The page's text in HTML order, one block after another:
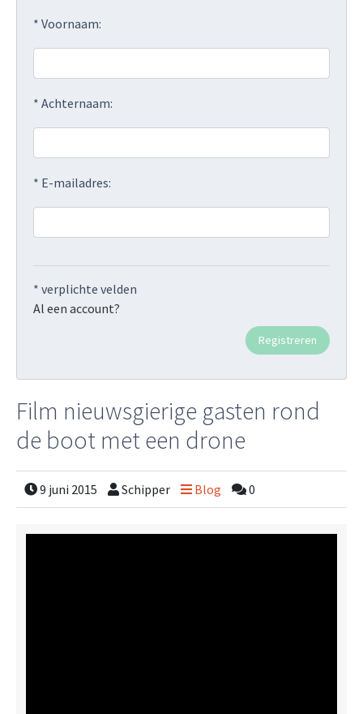
* Voornaam:
* Achternaam:
* E-mailadres:
* verplichte velden
Al een account?
Film nieuwsgierige gasten rond
de boot met een drone
9 juni 2015 Schipper Blog 0